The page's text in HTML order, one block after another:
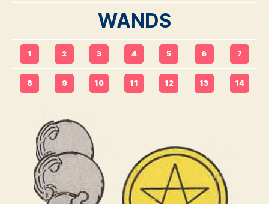
WANDS
1 2 3 4 5 6 7
8 9 10 11 12 13 14